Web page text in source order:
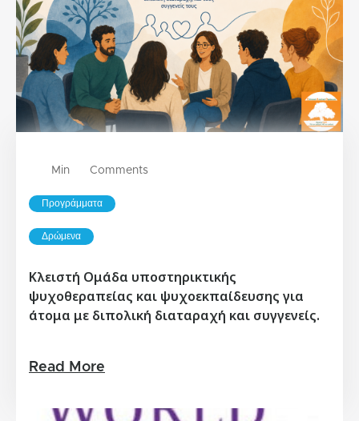
Min Comments
Προγράμματα
Δρώμενα
Κλειστή Ομάδα υποστηρικτικής
ψυχοθεραπείας και ψυχοεκπαίδευσης για
άτομα με διπολική διαταραχή και συγγενείς.
Read More